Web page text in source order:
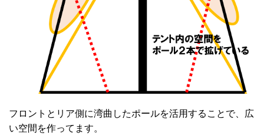
フロントとリア側に湾曲したポールを活用することで、広
い空間を作ってます。